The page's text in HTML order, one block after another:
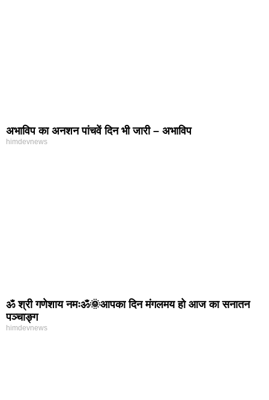
अभाविप का अनशन पांचवें दिन भी जारी – अभाविप
himdevnews
ॐ श्री गणेशाय नमःॐ🌞आपका दिन मंगलमय हो आज का सनातन
पञ्चाङ्ग
himdevnews